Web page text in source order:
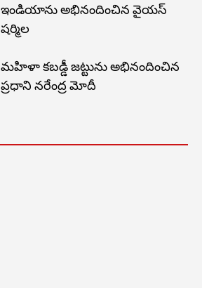
ఇండియాను అభినందించిన వైయస్
షర్మిల
మహిళా కబడ్డీ జట్టును అభినందించిన
ప్రధాని నరేంద్ర మోదీ